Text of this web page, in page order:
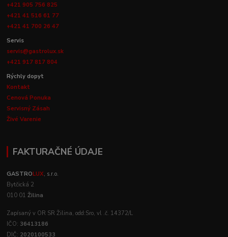
+421 905 756 825
+421 41 516 61 77
+421 41 700 26 47
Servis
servis@gastrolux.sk
+421 917 817 804
Rýchly dopyt
Kontakt
Cenová Ponuka
Servisný Zásah
Živé Varenie
FAKTURAČNÉ ÚDAJE
GASTROLUX, s.r.o.
Bytčická 2
010 01Žilina
Zapísaný v OR SR Žilina, odd:Sro, vl .č. 14372/L
IČO: 36413186
DIČ: 2020100533